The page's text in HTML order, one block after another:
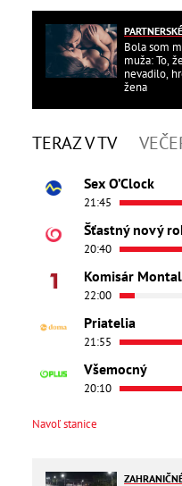
Bola som
muža: To,
nevadilo,
žena
TERAZ V TV
Sex O’Clock
21:45
20:40
Komisár
22:00
Priatelia
21:55
Všemocný
20:10
Navoľ stanice